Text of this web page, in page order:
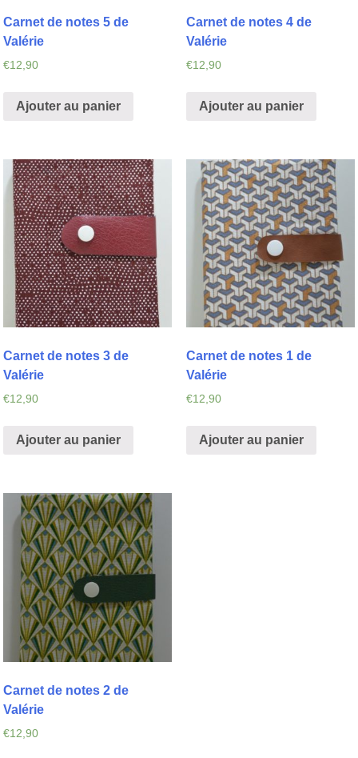
Carnet de notes 5 de
Valérie
€12,90
Ajouter au panier
Carnet de notes 4 de
Valérie
€12,90
Ajouter au panier
Carnet de notes 3 de
Valérie
€12,90
Ajouter au panier
Carnet de notes 1 de
Valérie
€12,90
Ajouter au panier
Carnet de notes 2 de
Valérie
€12,90